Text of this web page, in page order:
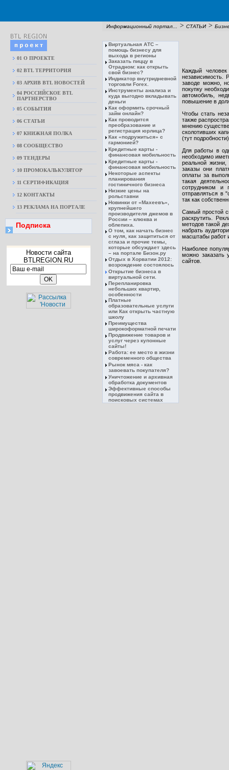
Информационный портал... > СТАТЬИ >
01 О ПРОЕКТЕ
02 BTL ТЕРРИТОРИЯ
03 АРХИВ BTL НОВОСТЕЙ
04 РОССИЙСКОЕ BTL
ПАРТНЕРСТВО
05 СОБЫТИЯ
06 СТАТЬИ
07 КНИЖНАЯ ПОЛКА
08 CООБЩЕСТВО
09 ТЕНДЕРЫ
10 ПРОМОКАЛЬКУЛЯТОР
11 СЕРТИФИКАЦИЯ
12 КОНТАКТЫ
13 РЕКЛАМА НА ПОРТАЛЕ
Подписка
Новости сайта
BTLREGION.RU
Виртуальная АТС –
помощь бизнесу для
выхода в регионы
Заказать пиццу в
Отрадном: как открыть
свой бизнес?
Индикатор внутридневной
торговли Forex.
Инструменты анализа и
куда выгодно вкладывать
деньги
Как оформить срочный
займ онлайн?
Как проводится
преобразование и
регистрация юрлица?
Как «подружиться» с
гармонией?
Кредитные карты -
финансовая мобильность
Кредитные карты -
финансовая мобильность
Некоторые аспекты
планирования
гостиничного бизнеса
Низкие цены на
рольставни
Новинки от «Махеевъ»,
крупнейшего
производителя джемов в
России – клюква и
облепиха.
О том, как начать бизнес
с нуля, как защититься от
сглаза и прочие темы,
которые обсуждает здесь
– на портале Бизон.ру
Отдых в Хорватии 2012:
возрождение состоялось
Открытие бизнеса в
виртуальной сети.
Перепланировка
небольших квартир,
особенности
Платные
образовательные услуги
или Как открыть частную
школу
Преимущества
широкоформатной печати
Продвижение товаров и
услуг через купонные
сайты!
Работа: ее место в жизни
современного общества
Рынок мяса - как
завоевать покупателя?
Уничтожение и архивная
обработка документов
Эффективные способы
продвижения сайта в
поисковых системах
Каждый
независимость.
заводе можно,
покупку
автомобиль,
повышение в
Чтобы стать
также
мнению
сколотивших
(тут
Для работы в
необходимо
реальной
заказы они
оплаты за
такая
сотрудником и
отправляться в
так как
Самый простой
раскрутить.
методов такой
набрать
масштабы работ
Наиболее
можно заказать
сайтов.